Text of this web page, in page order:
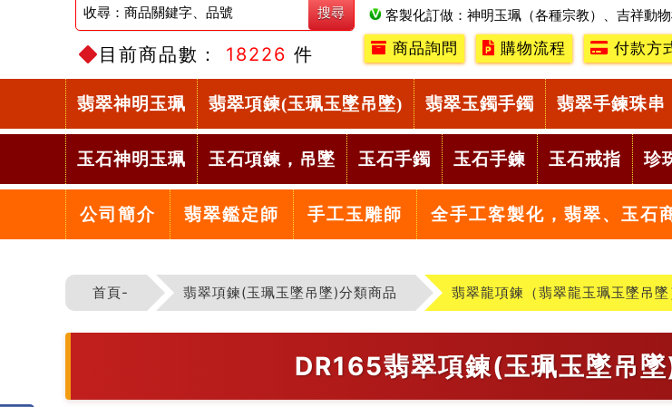
目前商品數： 18226 件
客製化訂做：神明玉珮（各種宗教）、吉祥動物
商品詢問
購物流程 付款方
翡翠神明玉珮 翡翠項鍊(玉珮玉墜吊墜) 翡翠玉鐲手鐲 翡翠手鍊珠串
玉石神明玉珮 玉石項鍊，吊墜 玉石手鐲 玉石手鍊 玉石戒指 珍
公司簡介 翡翠鑑定師 手工玉雕師 全手工客製化，翡翠、玉石
首頁- 翡翠項鍊(玉珮玉墜吊墜)分類商品 翡翠龍項鍊（翡翠龍玉珮玉墜吊墜
DR165翡翠項鍊(玉珮玉墜吊